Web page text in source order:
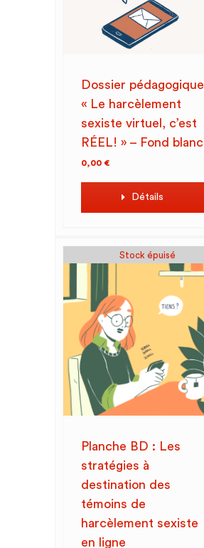
Dossier pédagogique
« Le harcèlement
sexiste virtuel, c’est
RÉEL! » – Fond blanc
0,00 €
Détails
Stock épuisé
Planche BD : Les
stratégies à
destination des
témoins de
harcèlement sexiste
en ligne